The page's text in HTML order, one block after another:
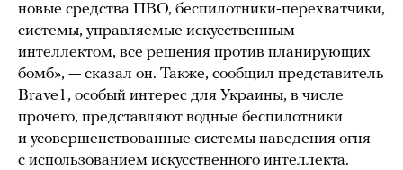
новые средства ПВО, беспилотники-перехватчики,
системы, управляемые искусственным
интеллектом, все решения против планирующих
бомб», — сказал он. Также, сообщил представитель
Brave1, особый интерес для Украины, в числе
прочего, представляют водные беспилотники
и усовершенствованные системы наведения огня
с использованием искусственного интеллекта.